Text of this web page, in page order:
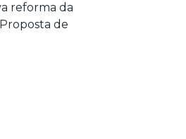
reforma da
de